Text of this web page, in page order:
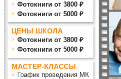
Фотокниги от 3800 ₽
Фотокниги от 5000 ₽
ЦЕНЫ ШКОЛА
Фотокниги от 3800 ₽
Фотокниги от 5000 ₽
МАСТЕР-КЛАССЫ
График проведения МК